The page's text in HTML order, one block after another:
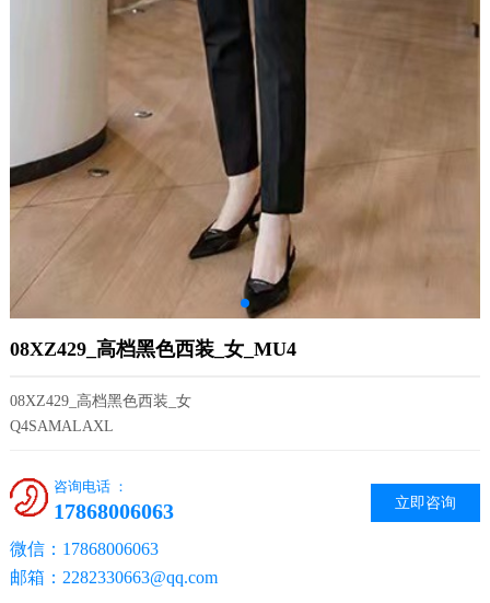
08XZ429_高档黑色西装_女_MU4
08XZ429_高档黑色西装_女
Q4SAMALAXL
立即咨询
咨询电话 ：
17868006063
微信：17868006063
邮箱：2282330663@qq.com